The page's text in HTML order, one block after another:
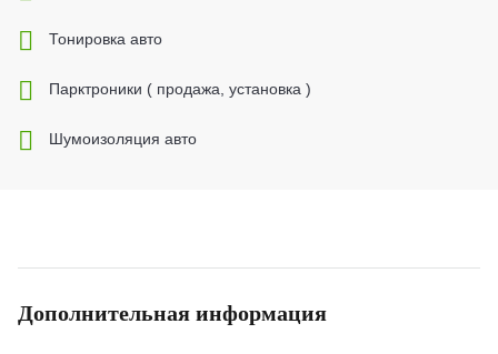
Тонировка авто
Парктроники ( продажа, установка )
Шумоизоляция авто
Дополнительная информация